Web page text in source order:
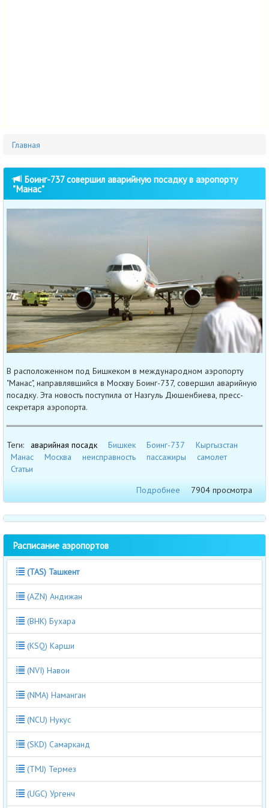
Главная
Боинг-737 совершил аварийную посадку в аэропорту
"Манас"
В расположенном под Бишкеком в международном аэропорту
"Манас", направлявшийся в Москву Боинг-737, совершил аварийную
посадку. Эта новость поступила от Назгуль Дюшенбиева, пресс-
секретаря аэропорта.
Теги: аварийная посадк Бишкек Боинг-737
Кыргызстан
Манас
Москва неисправность пассажиры
самолет
Статьи
Подробнее
7904 просмотра
Расписание аэропортов
(TAS) Ташкент
(AZN) Андижан
(BHK) Бухара
(KSQ) Карши
(NVI) Навои
(NMA) Наманган
(NCU) Нукус
(SKD) Самарканд
(TMJ) Термез
(UGC) Ургенч